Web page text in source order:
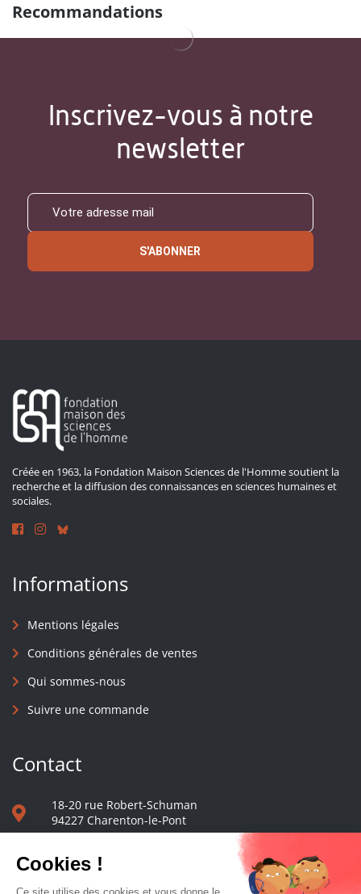
Recommandations
Inscrivez-vous à notre
newsletter
S'ABONNER
Créée en 1963, la Fondation Maison Sciences de l'Homme soutient la
recherche et la diffusion des connaissances en sciences humaines et
sociales.
Informations
Mentions légales
Conditions générales de ventes
Qui sommes-nous
Suivre une commande
Contact
18-20 rue Robert-Schuman
94227 Charenton-le-Pont